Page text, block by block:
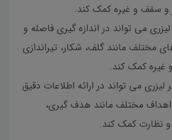
و سقف و غیره کمک کند.
می تواند در اندازه گیری فاصله و
مختلف مانند گلف، شکار، تیراندازی
غیره کمک کند.
لیزری می تواند در ارائه اطلاعات دقیق
مختلف مانند هدف گیری،
نظارت کمک کند.